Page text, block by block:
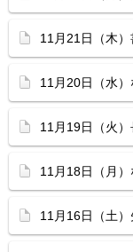
11月21日（木
11月20日（水
11月19日（火
11月18日（月
11月16日（土